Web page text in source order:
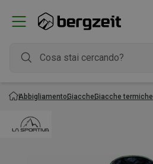
AbbigliamentoGiaccheGiacche termiche